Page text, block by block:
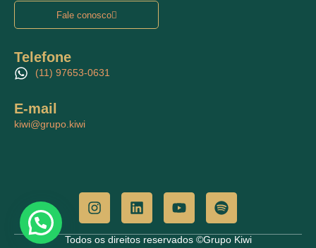
Fale conosco
Telefone
(11) 97653-0631
E-mail
kiwi@grupo.kiwi
Todos os direitos reservados ©Grupo Kiwi